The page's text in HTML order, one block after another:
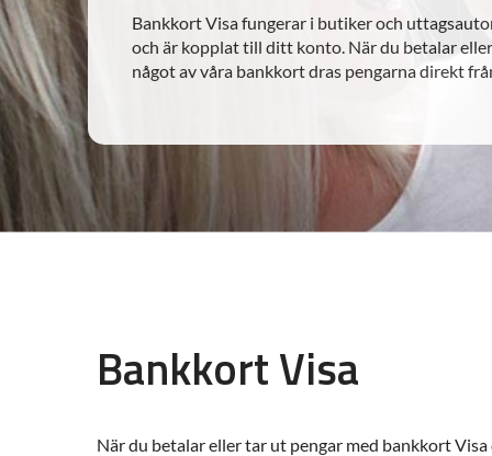
Bankkort Visa fungerar i butiker och
och är kopplat till ditt konto. När du betalar
något av våra bankkort dras pengarna direkt
Bankkort Visa
När du betalar eller tar ut pengar med bankkort